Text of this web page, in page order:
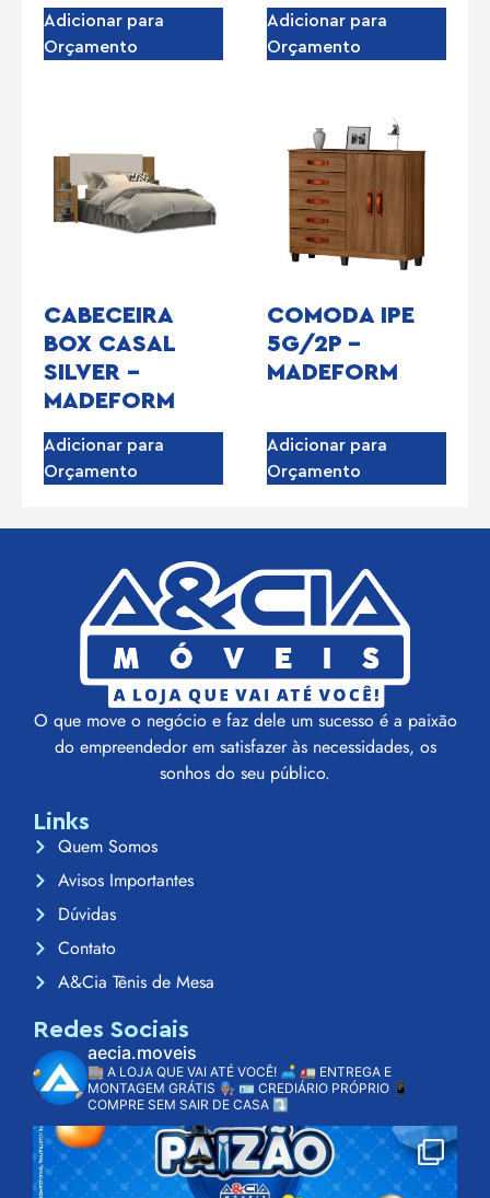
Adicionar para
Orçamento
Adicionar para
Orçamento
CABECEIRA
BOX CASAL
SILVER –
MADEFORM
Adicionar para
Orçamento
COMODA IPE
5G/2P –
MADEFORM
Adicionar para
Orçamento
O que move o negócio e faz dele um sucesso é a paixão
do empreendedor em satisfazer às necessidades, os
sonhos do seu público.
Links
Quem Somos
Avisos Importantes
Dúvidas
Contato
A&Cia Tênis de Mesa
Redes Sociais
aecia.moveis
🏬 A LOJA QUE VAI ATÉ VOCÊ! 🛋️ 🚛 ENTREGA E
MONTAGEM GRÁTIS 👨🏽‍🔧 🪪 CREDIÁRIO PRÓPRIO 📱
COMPRE SEM SAIR DE CASA ⤵️